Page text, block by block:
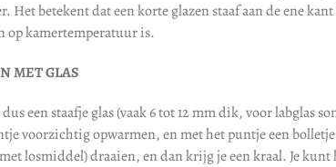
Het betekent dat een korte glazen staaf aan de ene
op kamertemperatuur is.
MET GLAS
dus een staafje glas (vaak 6 tot 12 mm dik, voor labglas
voorzichtig opwarmen, en met het puntje een
losmiddel) draaien, en dan krijg je een kraal. Je